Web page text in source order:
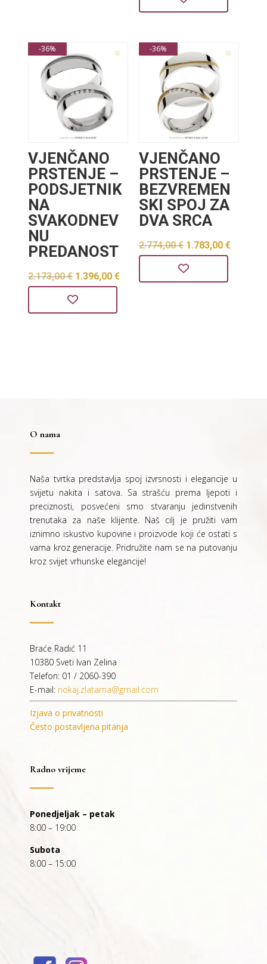
bila
2.119,00 €.
-36%
VJENČANO
PRSTENJE –
PODSJETNIK
NA
SVAKODNEV
NU
PREDANOST
2.173,00€ Izvorna
cijena
bila
1.396,00 €
-36%
VJENČANO
PRSTENJE –
BEZVREMEN
SKI SPOJ ZA
DVA SRCA
2.774,00€ Izvorna
cijena
bila
1.783,00€
O nama
Naša tvrtka predstavlja spoj izvrsnosti i elegancije u
svijetu nakita i satova. Sa strašću prema ljepoti i
preciznosti, posvećeni smo stvaranju jedinstvenih
trenutaka za naše klijente. Naš cilj je pružiti vam
iznimno iskustvo kupovine i proizvode koji će ostati s
vama kroz generacije. Pridružite nam se na putovanju
kroz svijet vrhunske elegancije!
Kontakt
Braće Radić 11
10380 Sveti Ivan Zelina
Telefon: 01 / 2060-390
E-mail: nokaj.zlatarna@gmail.com
Izjava o privatnosti
Često postavljena pitanja
Radno vrijeme
Ponedjeljak – petak
8:00 – 19:00
Subota
8:00 – 15:00